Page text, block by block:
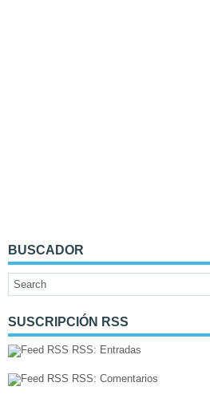
BUSCADOR
SUSCRIPCIÓN RSS
RSS: Entradas
RSS: Comentarios